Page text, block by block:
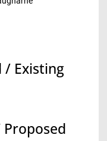
/ Existing